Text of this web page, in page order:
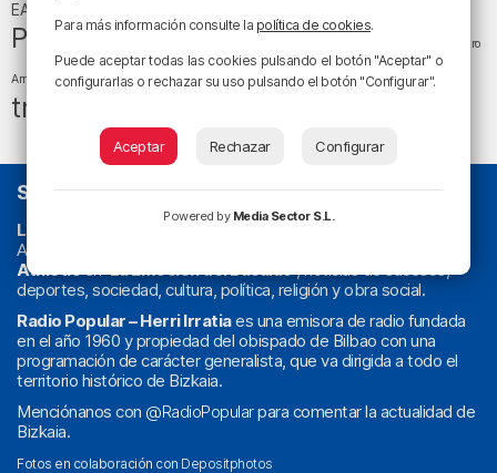
EA Sports
Política sociedadsucesos Teatro
Arriaga tiempotiempo atmosféricotráfico
tráfico en Bizkaia
SOBRE NOSOTROS
La radio sin cadenas
. Desde 1960 haciendo radio en Bilbao.
Actualidad y
Athletic
deportes, sociedad, cultura, política, religión y obra social.
Radio Popular – Herri Irratiaes una emisora de radio fundada
en el año 1960 y propiedad del obispado de Bilbao con una
programación de carácter generalista, que va dirigida a todo el
territorio histórico de Bizkaia.
Menciónanos con @RadioPopularpara comentar la actualidad de
Bizkaia.
Fotos en colaboración con Depositphotos
Para más información consulte la política de cookies.
Puede aceptar todas las cookies pulsando el botón "Aceptar" o
configurarlas o rechazar su uso pulsando el botón "Configurar".
Aceptar Rechazar Configurar
Powered by Media Sector S.L.